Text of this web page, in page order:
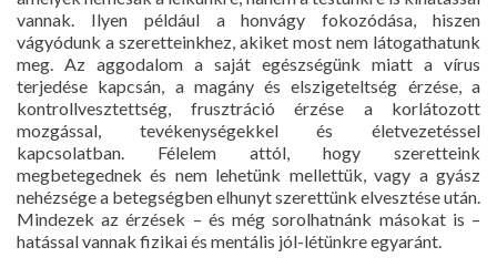
vannak. Ilyen például a honvágy fokozódása, hiszen
vágyódunk a szeretteinkhez, akiket most nem látogathatunk
meg. Az aggodalom a saját egészségünk miatt a vírus
terjedése kapcsán, a magány és elszigeteltség érzése, a
kontrollvesztettség, frusztráció érzése a korlátozott
mozgással, tevékenységekkel és életvezetéssel
kapcsolatban. Félelem attól, hogy szeretteink
megbetegednek és nem lehetünk mellettük, vagy a gyász
nehézsége a betegségben elhunyt szerettünk elvesztése után.
Mindezek az érzések – és még sorolhatnánk másokat is –
hatással vannak fizikai és mentális jól-létünkre egyaránt.